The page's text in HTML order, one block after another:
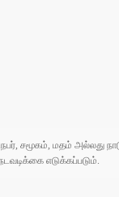
சமூகம், மதம் அல்லது
எடுக்கப்படும்.